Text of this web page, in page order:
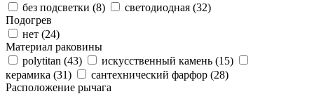
без подсветки (8) светодиодная (32)
Подогрев
нет (24)
Материал раковины
polytitan (43) искусственный камень (15)
керамика (31) сантехнический фарфор (28)
Расположение рычага